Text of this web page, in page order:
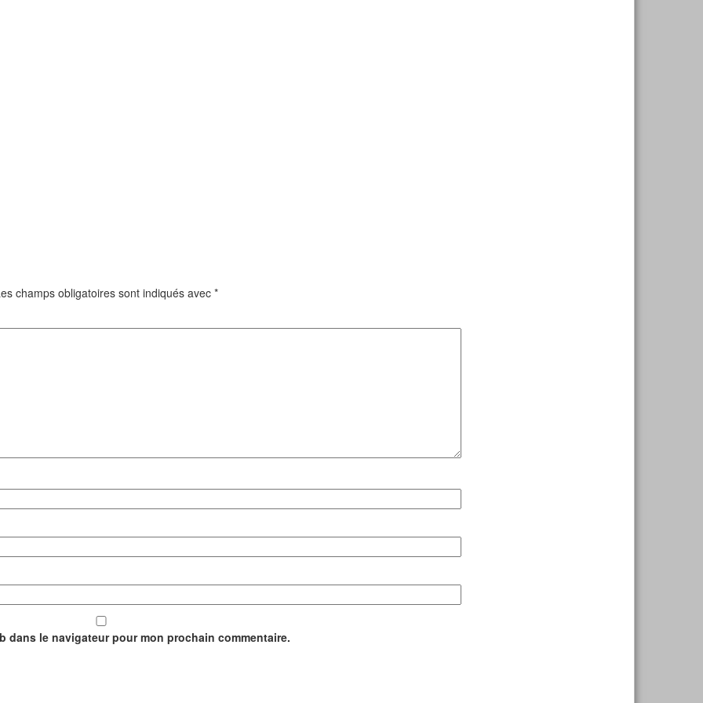
champs obligatoires sont indiqués avec *
dans le navigateur pour mon prochain commentaire.